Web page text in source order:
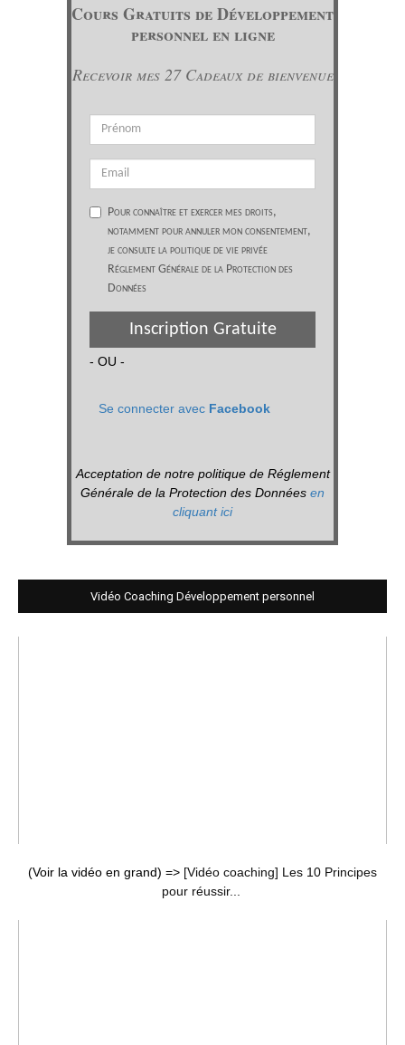
Cours Gratuits de Développement
personnel en ligne
Recevoir mes 27 Cadeaux de bienvenue
Pour connaître et exercer mes droits,
notamment pour annuler mon consentement,
je consulte la politique de vie privée
Réglement Générale de la Protection des
Données
Inscription Gratuite
- OU -
Se connecter avec Facebook
Acceptation de notre politique de Réglement
Générale de la Protection des Données en
cliquant ici
Vidéo Coaching Développement personnel
(Voir la vidéo en grand) => [Vidéo coaching] Les 10 Principes
pour réussir...